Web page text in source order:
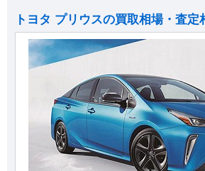
トヨタ プリウスの買取相場・査定